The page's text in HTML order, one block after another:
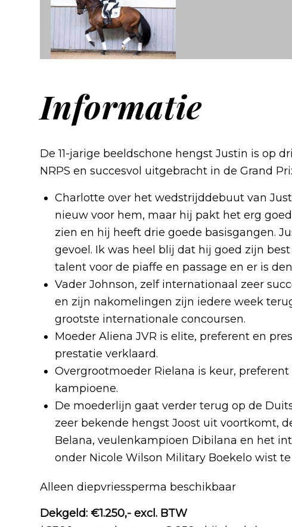
Informatie
De 11-jarige beeldschone hengst Justin is op
NRPS en succesvol uitgebracht in de Grand
Charlotte over het wedstrijddebuut van
nieuw voor hem, maar hij pakt het erg
zien en hij heeft drie goede basisgangen.
gevoel. Ik was heel blij dat hij goed zijn
talent voor de piaffe en passage en er is
Vader Johnson, zelf internationaal zeer
en zijn nakomelingen zijn iedere week
grootste internationale concoursen.
Moeder Aliena JVR is elite, preferent en
prestatie verklaard.
Overgrootmoeder Rielana is keur,
kampioene.
De moederlijn gaat verder terug op de
zeer bekende hengst Joost uit voortkomt,
Belana, veulenkampioen Dibilana en het
onder Nicole Wilson Military Boekelo wist
Alleen diepvriessperma beschikbaar
Dekgeld: €1.250,- excl. BTW